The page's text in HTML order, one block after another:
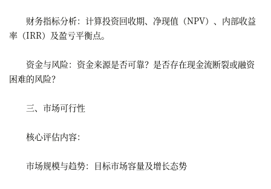
财务指标分析：计算投资回收期、净现值（NPV）、内部收益
率（IRR）及盈亏平衡点。
资金与风险：资金来源是否可靠？是否存在现金流断裂或融资
困难的风险？
三、市场可行性
核心评估内容：
市场规模与趋势：目标市场容量及增长态势